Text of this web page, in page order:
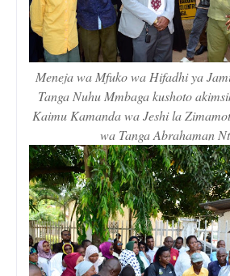
Meneja wa Mfuko wa Hifadhi ya
Tanga Nuhu Mmbaga kushoto
Kaimu Kamanda wa Jeshi la
wa Tanga Abrahaman